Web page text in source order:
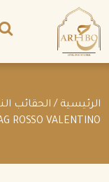
الرئيسية / الحقائب
ROSSO VALENTINO